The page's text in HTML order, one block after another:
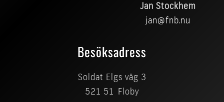
Jan Stockhem
jan@fnb.nu
Besöksadress
Soldat Elgs väg 3
521 51 Floby